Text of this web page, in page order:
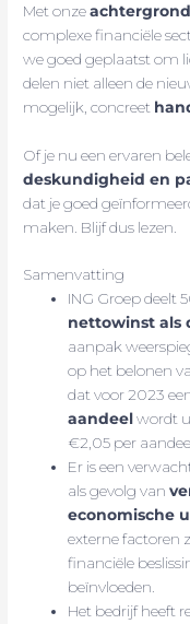
Met onze
complexe financiële
we goed geplaatst om
delen niet alleen de
mogelijk, concreet
Of je nu een ervaren
deskundigheid en
dat je goed
maken. Blijf dus lezen.
Samenvatting
ING Groep deelt
nettowinst als
aanpak
op het belonen
dat voor 2023
aandeelwordt
€2,05 per
Er is een
als gevolg van
economische
externe factoren
financiële
beïnvloeden.
Het bedrijf heeft